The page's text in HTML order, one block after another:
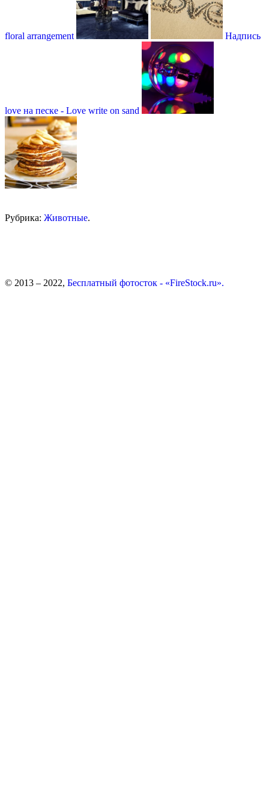
floral arrangement Надпись
love на песке - Love write on sand
Рубрика: Животные.
© 2013 – 2022, Бесплатный фотосток - «FireStock.ru».